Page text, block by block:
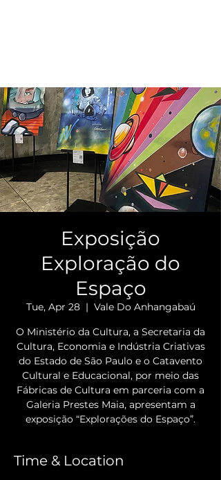
Exposição
Exploração do
Espaço
Tue, Apr 28
  |
Vale Do Anhangabaú
O Ministério da Cultura, a Secretaria da
Cultura, Economia e Indústria Criativas
do Estado de São Paulo e o Catavento
Cultural e Educacional, por meio das
Fábricas de Cultura em parceria com a
Galeria Prestes Maia, apresentam a
exposição “Explorações do Espaço”.
Time & Location